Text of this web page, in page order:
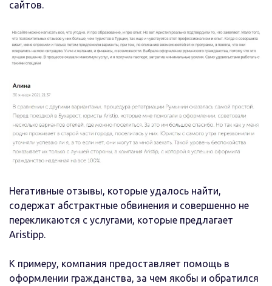
сайтов.
Негативные отзывы, которые удалось найти,
содержат абстрактные обвинения и совершенно не
перекликаются с услугами, которые предлагает
Aristipp.
К примеру, компания предоставляет помощь в
оформлении гражданства, за чем якобы и обратился